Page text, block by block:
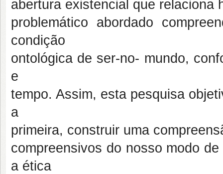
abertura existencial que relaciona
problemático abordado
condição
ontológica de ser-no- mundo,
e
tempo. Assim, esta pesquisa
a
primeira, construir uma
compreensivos do nosso modo
a ética